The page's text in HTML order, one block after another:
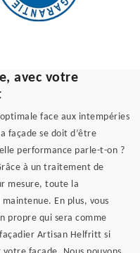
avec votre
face aux intempéries
façade se doit d’être
performance parle-t-on ?
à un traitement de
mesure, toute la
En plus, vous
propre qui sera comme
Artisan Helfritt si